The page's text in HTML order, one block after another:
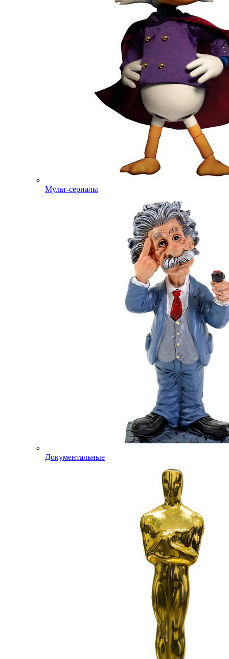
Мульт-сериалы
Документальные